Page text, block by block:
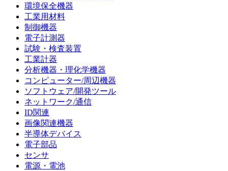
環境保全機器
工業用材料
制御機器
電子計測器
試験・検査装置
工業計器
分析機器・理化学機器
コンピューター/周辺機器
ソフトウェア/開発ツール
ネットワーク/通信
ID関連
画像関連機器
半導体デバイス
電子部品
センサ
電源・電池